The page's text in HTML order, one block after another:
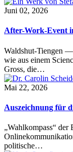
Juni 02, 2026
After-Work-Event
Waldshut-Tiengen
wie aus einem
Gross, die…
Mai 22, 2026
Auszeichnung für
„Wahlkompass“ der
politische…